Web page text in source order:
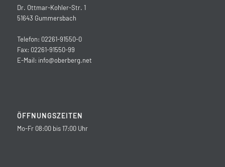
Dr. Ottmar-Kohler-Str. 1
51643 Gummersbach
Telefon: 02261-91550-0
Fax: 02261-91550-99
E-Mail: info@oberberg.net
ÖFFNUNGSZEITEN
Mo-Fr 08:00 bis 17:00 Uhr